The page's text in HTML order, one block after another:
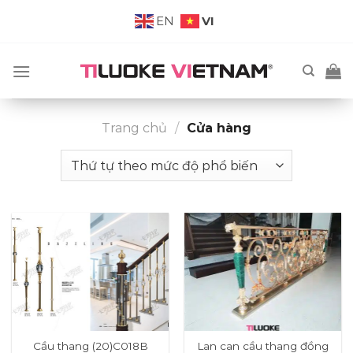
EN VI
Trang chủ / Cửa hàng
-0%
Cầu thang (20)C018B
Lan can cầu thang đồng